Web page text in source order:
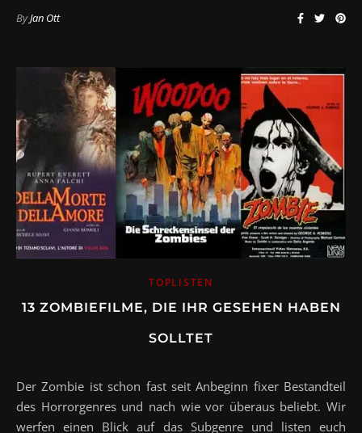
ByJan Ott
TOPLISTEN
13 ZOMBIEFILME, DIE IHR GESEHEN HABEN
SOLLTET
Der Zombie ist schon fast seit Anbeginn fixer Bestandteil
des Horrorgenres und nach wie vor überaus beliebt. Wir
werfen einen Blick auf das Subgenre und listen euch